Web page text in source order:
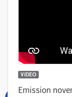
VIDEO
Emission